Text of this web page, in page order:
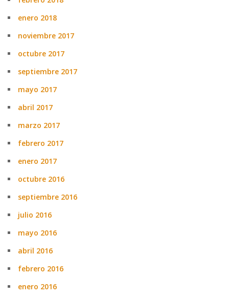
enero 2018
noviembre 2017
octubre 2017
septiembre 2017
mayo 2017
abril 2017
marzo 2017
febrero 2017
enero 2017
octubre 2016
septiembre 2016
julio 2016
mayo 2016
abril 2016
febrero 2016
enero 2016